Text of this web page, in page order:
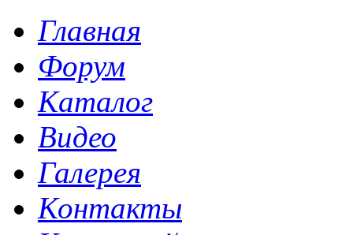
Главная
Форум
Каталог
Видео
Галерея
Контакты